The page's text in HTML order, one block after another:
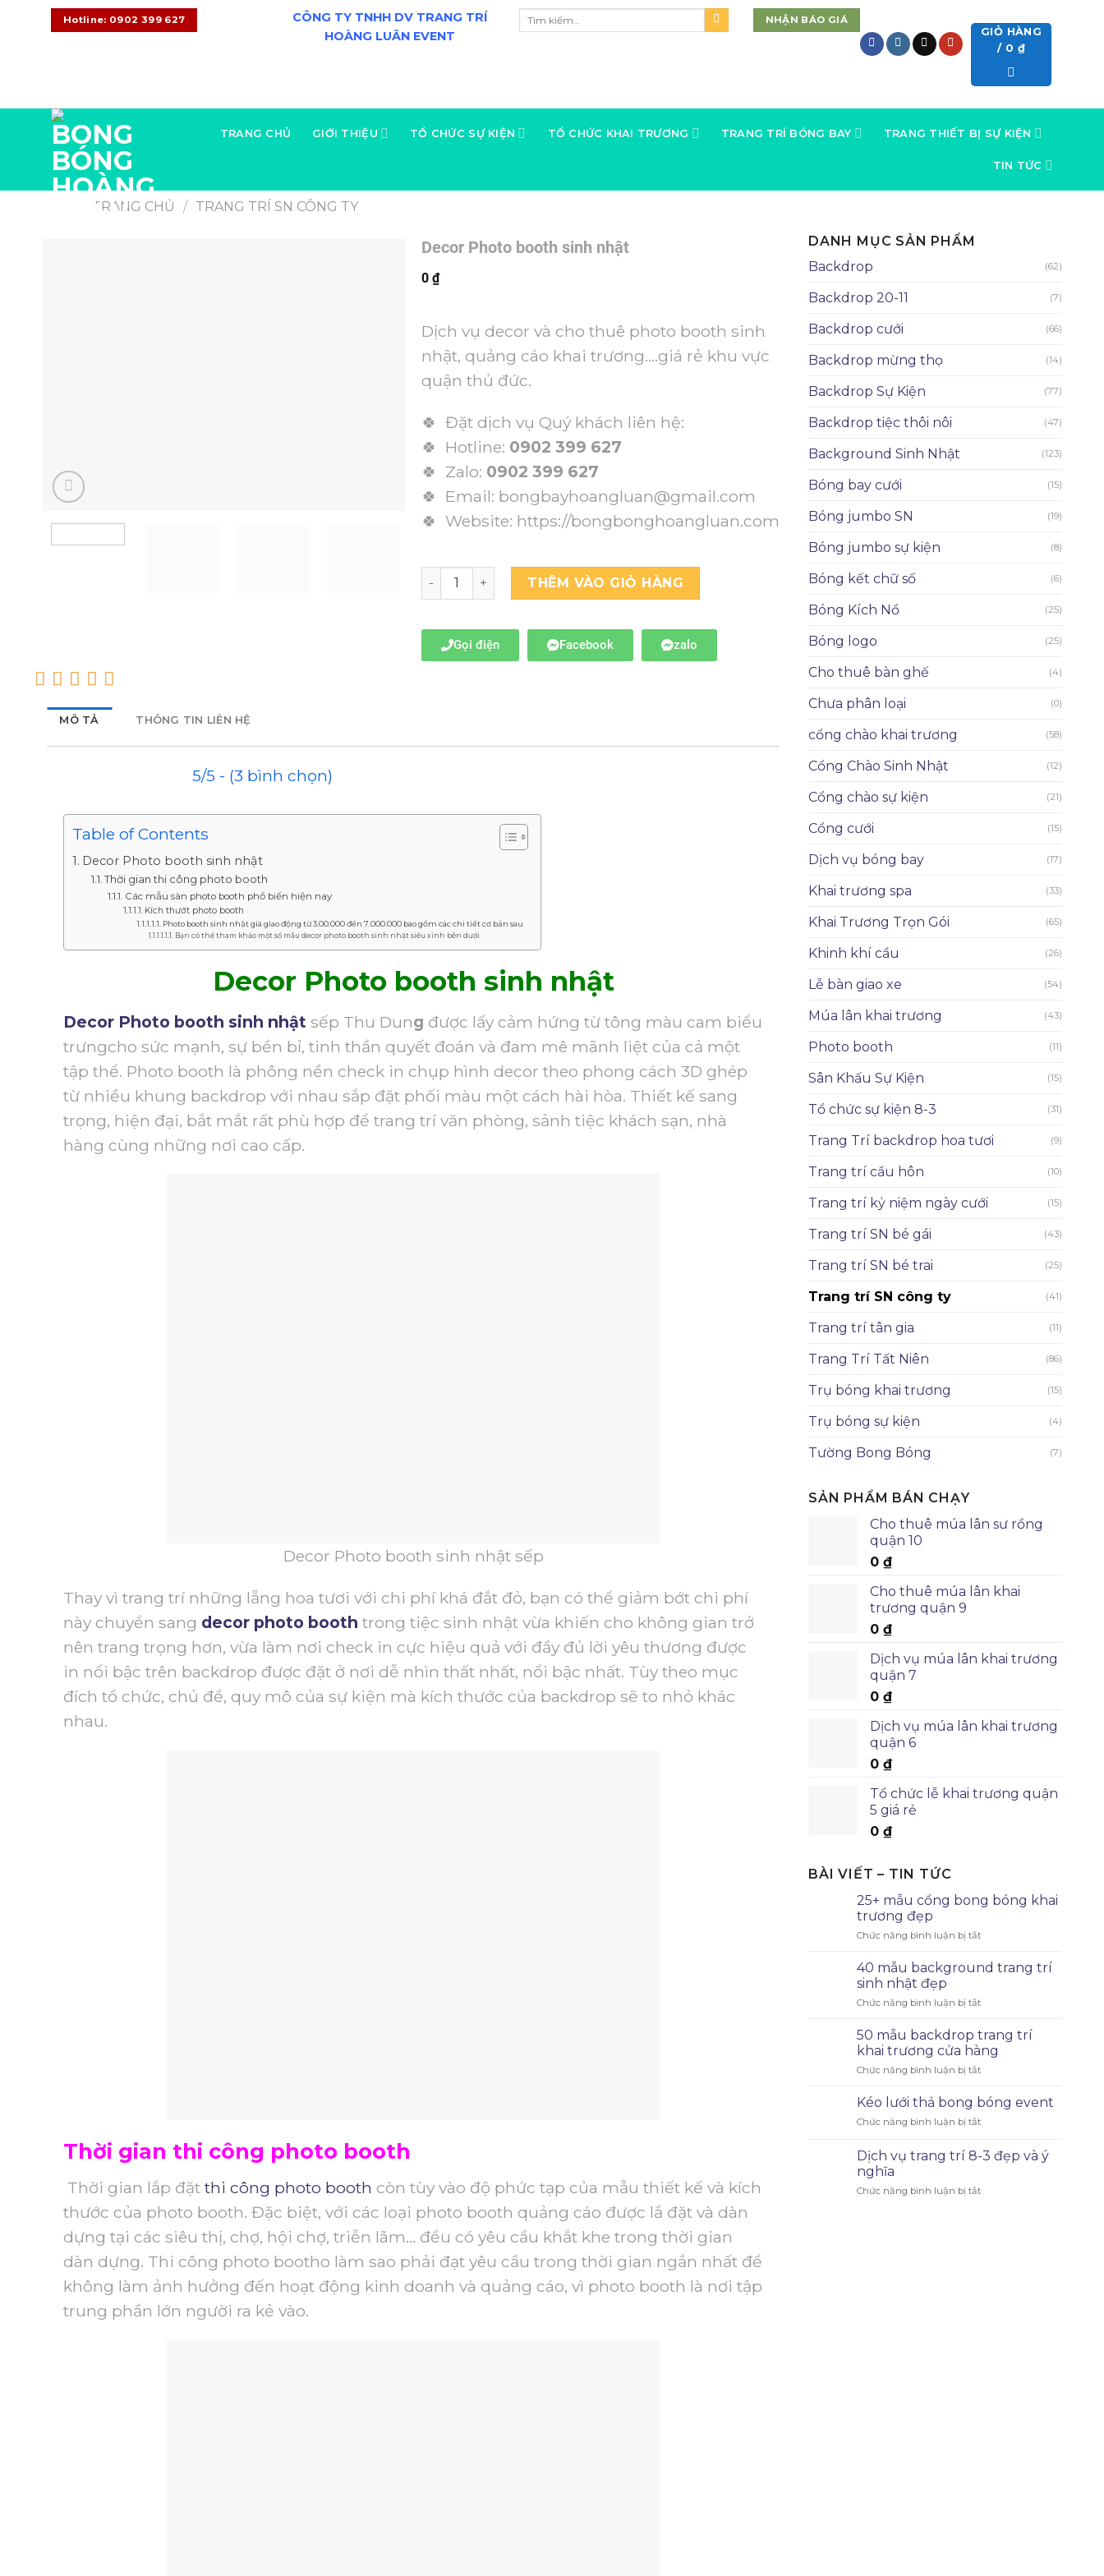
Hotline: 0902 399 627
CÔNG TY TNHH DV TRANG TRÍ
HOÀNG LUÂN EVENT
NHẬN BÁO GIÁ
GIỎ HÀNG
/ 0 ₫
TRANG CHỦ GIỚI THIỆU TỔ CHỨC SỰ KIỆN TỔ CHỨC KHAI TRƯƠNG TRANG TRÍ BÓNG BAY TRANG THIẾT BỊ SỰ KIỆN
TIN TỨC
TRANG CHỦ / TRANG TRÍ SN CÔNG TY
Decor Photo booth sinh nhật
0 ₫
Dịch vụ decor và cho thuê photo booth sinh
nhật, quảng cáo khai trương….giá rẻ khu vực
quận thủ đức.
🍀 Đặt dịch vụ Quý khách liên hệ:
🍀 Hotline: 0902 399 627
🍀 Zalo: 0902 399 627
🍀 Email: bongbayhoangluan@gmail.com
🍀 Website: https://bongbonghoangluan.com
THÊM VÀO GIỎ HÀNG
Gọi điện Facebook zalo
MÔ TẢ THÔNG TIN LIÊN HỆ
5/5 - (3 bình chọn)
Table of Contents
Decor Photo booth sinh nhật
Thời gian thi công photo booth
Các mẫu sàn photo booth phổ biến hiện nay
Kích thướt photo booth
Photo booth sinh nhật giá giao động từ 3.00.000 đến 7.000.000 bao gồm các chi tiết cơ bản sau
Bạn có thể tham khảo một số mẫu decor photo booth sinh nhật siêu xinh bên dưới
Decor Photo booth sinh nhật
Decor Photo booth sinh nhật sếp Thu Dung được lấy cảm hứng từ tông màu cam biểu
trưngcho sức mạnh, sự bền bỉ, tinh thần quyết đoán và đam mê mãnh liệt của cả một
tập thể. Photo booth là phông nền check in chụp hình decor theo phong cách 3D ghép
từ nhiều khung backdrop với nhau sắp đặt phối màu một cách hài hòa. Thiết kế sang
trọng, hiện đại, bắt mắt rất phù hợp để trang trí văn phòng, sảnh tiệc khách sạn, nhà
hàng cùng những nơi cao cấp.
Decor Photo booth sinh nhật sếp
Thay vì trang trí những lẵng hoa tươi với chi phí khá đắt đỏ, bạn có thể giảm bớt chi phí
này chuyển sang decor photo booth trong tiệc sinh nhật vừa khiến cho không gian trở
nên trang trọng hơn, vừa làm nơi check in cực hiệu quả với đầy đủ lời yêu thương được
in nổi bậc trên backdrop được đặt ở nơi dễ nhìn thất nhất, nổi bậc nhất. Tùy theo mục
đích tổ chức, chủ đề, quy mô của sự kiện mà kích thước của backdrop sẽ to nhỏ khác
nhau.
Thời gian thi công photo booth
Thời gian lắp đặt thi công photo booth còn tùy vào độ phức tạp của mẫu thiết kế và kích
thước của photo booth. Đặc biệt, với các loại photo booth quảng cáo được lắ đặt và dàn
dựng tại các siêu thị, chợ, hội chợ, triễn lãm… đều có yêu cầu khắt khe trong thời gian
dàn dựng. Thi công photo bootho làm sao phải đạt yêu cầu trong thời gian ngắn nhất để
không làm ảnh hưởng đến hoạt động kinh doanh và quảng cáo, vì photo booth là nơi tập
trung phần lớn người ra kẻ vào.
DANH MỤC SẢN PHẨM
Backdrop
(62)
Backdrop 20-11 (7)
Backdrop cưới (66)
Backdrop mừng thọ (14)
Backdrop Sự Kiện (77)
Backdrop tiệc thôi nôi (47)
Background Sinh Nhật (123)
Bóng bay cưới (15)
Bóng jumbo SN (19)
Bóng jumbo sự kiện (8)
Bóng kết chữ số (6)
Bóng Kích Nổ (25)
Bóng logo (25)
Cho thuê bàn ghế (4)
Chưa phân loại (0)
cổng chào khai trương (58)
Cổng Chào Sinh Nhật (12)
Cổng chào sự kiện (21)
Cổng cưới (15)
Dịch vụ bóng bay (17)
Khai trương spa (33)
Khai Trương Trọn Gói (65)
Khinh khí cầu (26)
Lễ bàn giao xe (54)
Múa lân khai trương (43)
Photo booth (11)
Sân Khấu Sự Kiện (15)
Tổ chức sự kiện 8-3 (31)
Trang Trí backdrop hoa tươi (9)
Trang trí cầu hôn (10)
Trang trí kỷ niệm ngày cưới (15)
Trang trí SN bé gái (43)
Trang trí SN bé trai (25)
Trang trí SN công ty (41)
Trang trí tân gia (11)
Trang Trí Tất Niên (86)
Trụ bóng khai trương (15)
Trụ bóng sự kiện (4)
Tường Bong Bóng (7)
SẢN PHẨM BÁN CHẠY
Cho thuê múa lân sư rồng
quận 10
0₫
Cho thuê múa lân khai
trương quận 9
0₫
Dịch vụ múa lân khai trương
quận 7
0₫
Dịch vụ múa lân khai trương
quận 6
0₫
Tổ chức lễ khai trương quận
5 giá rẻ
0₫
BÀI VIẾT – TIN TỨC
25+ mẫu cổng bong bóng khai
trương đẹp
Chức năng bình luận bị tắt
40 mẫu background trang trí
sinh nhật đẹp
Chức năng bình luận bị tắt
50 mẫu backdrop trang trí
khai trương cửa hàng
Chức năng bình luận bị tắt
Kéo lưới thả bong bóng event
Chức năng bình luận bị tắt
Dịch vụ trang trí 8-3 đẹp và ý
nghĩa
Chức năng bình luận bị tắt